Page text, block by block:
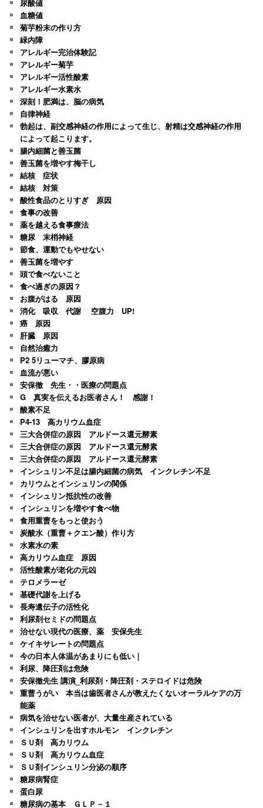
尿酸値
血糖値
菊芋粉末の作り方
緑内障
アレルギー完治体験記
アレルギー菊芋
アレルギー活性酸素
アレルギー水素水
深刻！肥満は、脳の病気
自律神経
勃起は、副交感神経の作用によって生じ、射精は交感神経の作用
によって起こります。
腸内細菌と善玉菌
善玉菌を増やす梅干し
結核 症状
結核 対策
酸性食品のとりすぎ 原因
食事の改善
薬を越える食事療法
糖尿 末梢神経
節食、運動でもやせない
善玉菌を増やす
頭で食べないこと
食べ過ぎの原因？
お腹がはる 原因
消化 吸収 代謝 空腹力 UP!
癌 原因
肝臓 原因
自然治癒力
P2 5リューマチ、膠原病
血流が悪い
安保徹 先生・・医療の問題点
G 真実を伝えるお医者さん！ 感謝！
酸素不足
P4-13 高カリウム血症
三大合併症の原因 アルドース還元酵素
三大合併症の原因 アルドース還元酵素
三大合併症の原因 アルドース還元酵素
インシュリン不足は腸内細菌の病気 インクレチン不足
カリウムとインシュリンの関係
インシュリン抵抗性の改善
インシュリンを増やす食べ物
食用重曹をもっと使おう
炭酸水（重曹＋クエン酸）作り方
水素水の素
高カリウム血症 原因
活性酸素が老化の元凶
テロメラーゼ
基礎代謝を上げる
長寿遺伝子の活性化
利尿剤セミドの問題点
治せない現代の医療、薬 安保先生
ケイキサレートの問題点
今の日本人体温があまりにも低い｜
利尿、降圧剤は危険
安保徹先生 講演_利尿剤・降圧剤・ステロイドは危険
重曹うがい 本当は歯医者さんが教えたくないオーラルケアの万
能薬
病気を治せない医者が、大量生産されている
インシュリンを出すホルモン インクレチン
ＳＵ剤 高カリウム
ＳＵ剤 高カリウム血症
ＳＵ剤インシュリン分泌の順序
糖尿病腎症
蛋白尿
糖尿病の基本 ＧＬＰ－１